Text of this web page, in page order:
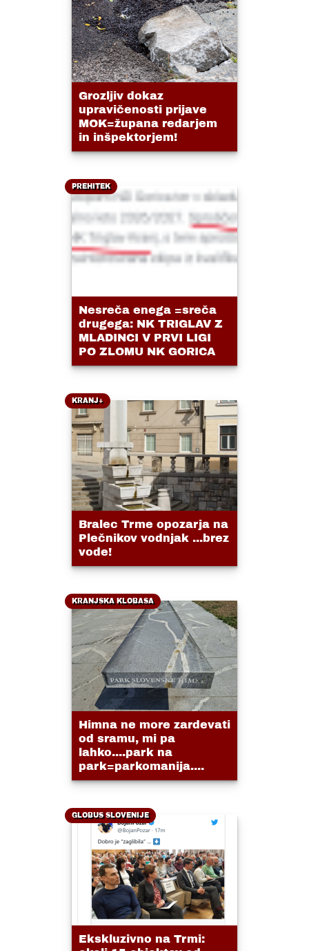
Grozljiv dokaz
upravičenosti prijave
MOK=župana redarjem
in inšpektorjem!
PREHITEK
Nesreča enega =sreča
drugega: NK TRIGLAV Z
MLADINCI V PRVI LIGI
PO ZLOMU NK GORICA
KRANJ+
Bralec Trme opozarja na
Plečnikov vodnjak ...brez
vode!
KRANJSKA KLOBASA
Himna ne more zardevati
od sramu, mi pa
lahko....park na
park=parkomanija....
GLOBUS SLOVENIJE
Ekskluzivno na Trmi: